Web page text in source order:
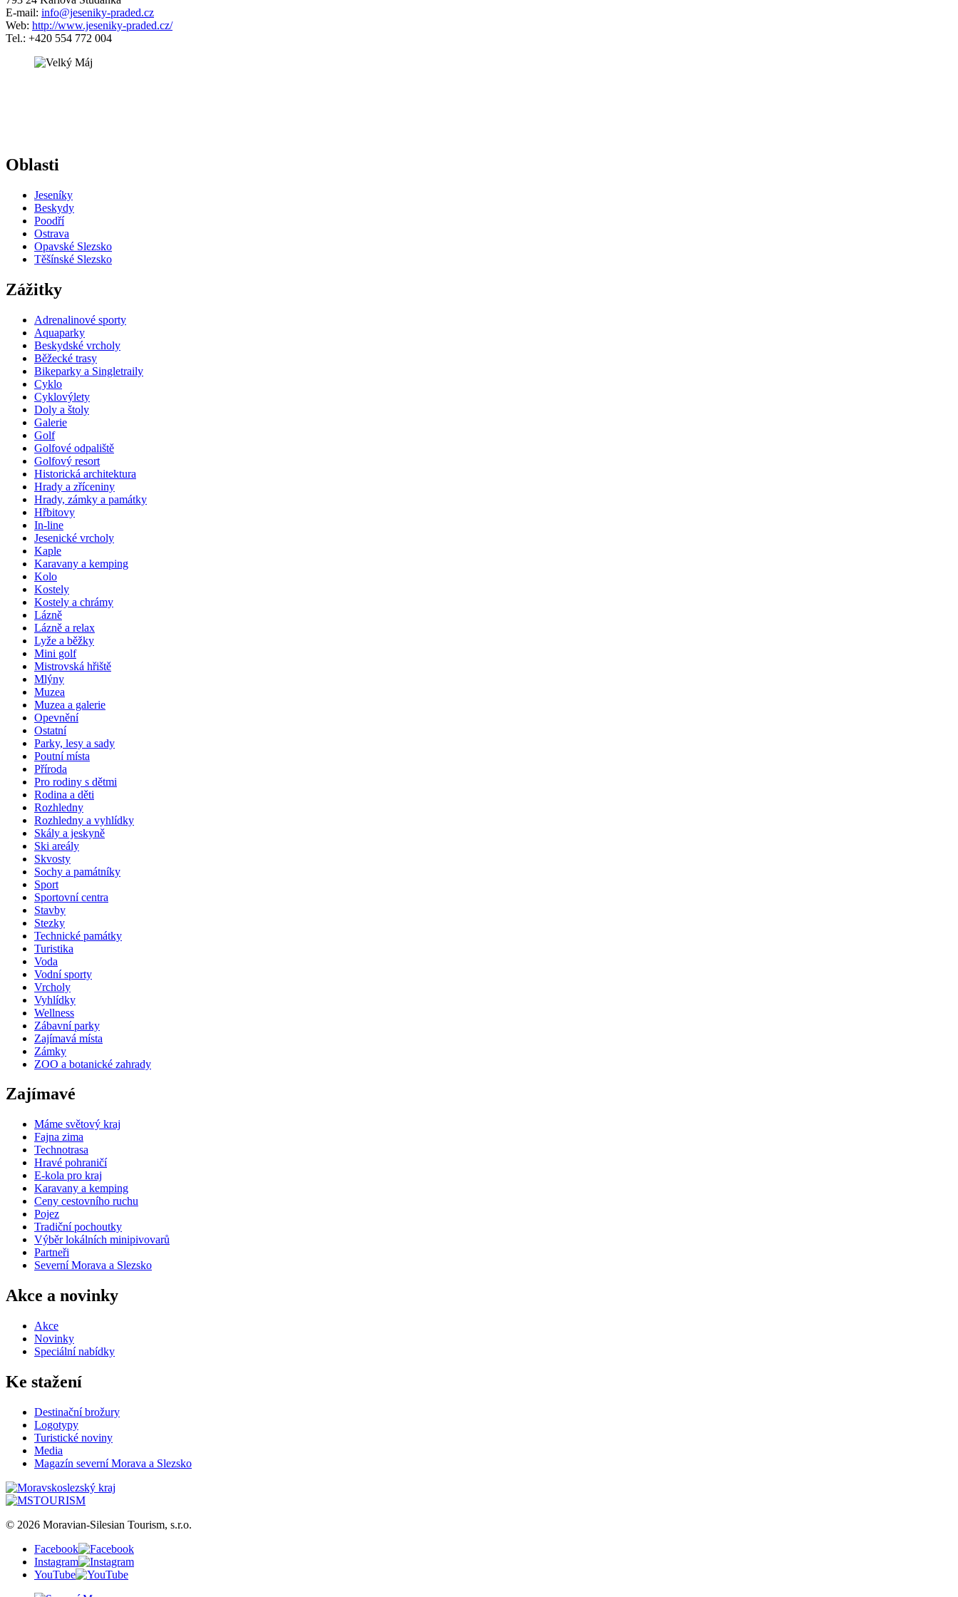
E-mail: info@jeseniky-praded.cz
Web: http://www.jeseniky-praded.cz/
Tel.: +420 554 772 004
Oblasti
Jeseníky
Beskydy
Poodří
Ostrava
Opavské Slezsko
Těšínské Slezsko
Zážitky
Adrenalinové sporty
Aquaparky
Beskydské vrcholy
Běžecké trasy
Bikeparky a Singletraily
Cyklo
Cyklovýlety
Doly a štoly
Galerie
Golf
Golfové odpaliště
Golfový resort
Historická architektura
Hrady a zříceniny
Hrady, zámky a památky
Hřbitovy
In-line
Jesenické vrcholy
Kaple
Karavany a kemping
Kolo
Kostely
Kostely a chrámy
Lázně
Lázně a relax
Lyže a běžky
Mini golf
Mistrovská hřiště
Mlýny
Muzea
Muzea a galerie
Opevnění
Ostatní
Parky, lesy a sady
Poutní místa
Příroda
Pro rodiny s dětmi
Rodina a děti
Rozhledny
Rozhledny a vyhlídky
Skály a jeskyně
Ski areály
Skvosty
Sochy a památníky
Sport
Sportovní centra
Stavby
Stezky
Technické památky
Turistika
Voda
Vodní sporty
Vrcholy
Vyhlídky
Wellness
Zábavní parky
Zajímavá místa
Zámky
ZOO a botanické zahrady
Zajímavé
Máme světový kraj
Fajna zima
Technotrasa
Hravé pohraničí
E-kola pro kraj
Karavany a kemping
Ceny cestovního ruchu
Pojez
Tradiční pochoutky
Výběr lokálních minipivovarů
Partneři
Severní Morava a Slezsko
Akce a novinky
Akce
Novinky
Speciální nabídky
Ke stažení
Destinační brožury
Logotypy
Turistické noviny
Media
Magazín severní Morava a Slezsko
© 2026 Moravian-Silesian Tourism, s.r.o.
Facebook
Instagram
YouTube